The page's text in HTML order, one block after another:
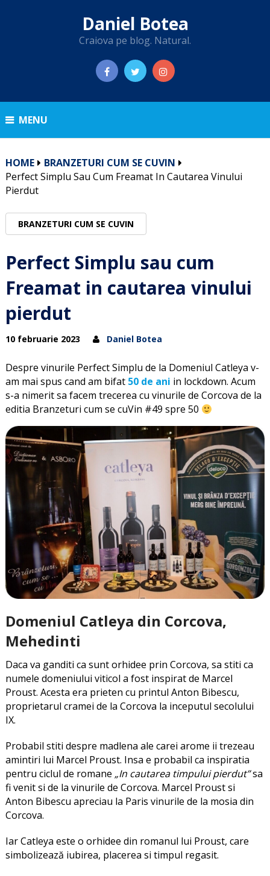
Daniel Botea
Craiova pe blog. Natural.
MENU
HOME
BRANZETURI CUM SE CUVIN
Perfect Simplu Sau Cum Freamat In Cautarea Vinului
Pierdut
BRANZETURI CUM SE CUVIN
Perfect Simplu sau cum
Freamat in cautarea vinului
pierdut
10 februarie 2023 Daniel Botea
Despre vinurile Perfect Simplu de la Domeniul Catleya v-
am mai spus cand am bifat 50 de ani in lockdown. Acum
s-a nimerit sa facem trecerea cu vinurile de Corcova de la
editia Branzeturi cum se cuVin #49 spre 50
Domeniul Catleya din Corcova,
Mehedinti
Daca va ganditi ca sunt orhidee prin Corcova, sa stiti ca
numele domeniului viticol a fost inspirat de Marcel
Proust. Acesta era prieten cu printul Anton Bibescu,
proprietarul cramei de la Corcova la inceputul secolului
IX.
Probabil stiti despre madlena ale carei arome ii trezeau
amintiri lui Marcel Proust. Insa e probabil ca inspiratia
pentru ciclul de romane „In cautarea timpului pierdut”sa
fi venit si de la vinurile de Corcova. Marcel Proust si
Anton Bibescu apreciau la Paris vinurile de la mosia din
Corcova.
Iar Catleya este o orhidee din romanul lui Proust, care
simbolizează iubirea, placerea si timpul regasit.